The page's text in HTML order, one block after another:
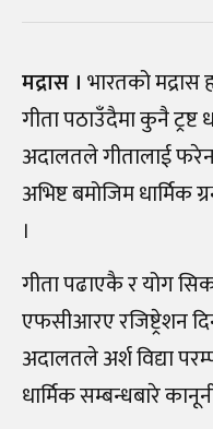
मद्रास । भारतको
गीता पठाउँदैमा कुनै
अदालतले गीतालाई
अभिष्ट बमोजिम धार्मिक
।
गीता पढाएकै र योग
एफसीआरए रजिष्ट्रेशन
अदालतले अर्श विद्या
धार्मिक सम्बन्धबारे